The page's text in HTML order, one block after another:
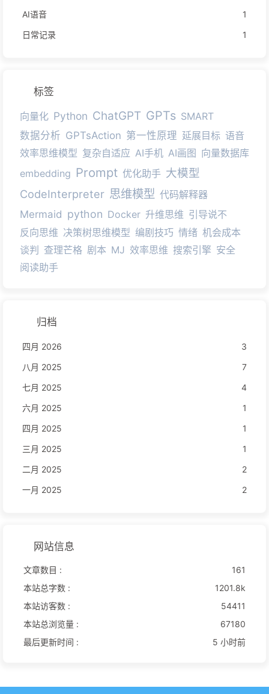
AI语音
1
日常记录
1
标签
向量化 Python ChatGPT GPTs SMART
数据分析 GPTsAction 第一性原理 延展目标 语音
效率思维模型 复杂自适应 AI手机 AI画图 向量数据库
embedding Prompt 优化助手 大模型
CodeInterpreter 思维模型 代码解释器
Mermaid python Docker 升维思维 引导说不
反向思维 决策树思维模型 编剧技巧 情绪 机会成本
谈判
查理芒格 剧本 MJ 效率思维 搜索引擎 安全
阅读助手
归档
四月 2026
3
八月 2025
7
七月 2025
4
六月 2025
1
四月 2025
1
三月 2025
1
二月 2025
2
一月 2025
2
网站信息
文章数目 :
161
本站总字数 :
1201.8k
本站访客数 :
54411
本站总浏览量 :
67180
最后更新时间 :
5 小时前